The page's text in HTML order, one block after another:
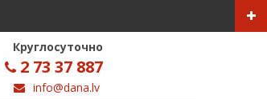
Круглосуточно
2 73 37 887
info@dana.lv